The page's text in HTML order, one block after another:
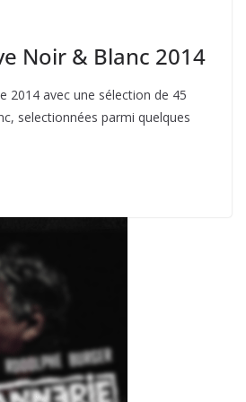
Noir & Blanc 2014
2014 avec une sélection de 45
selectionnées parmi quelques